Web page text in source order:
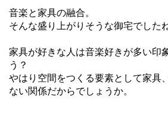
音楽と家具の融合。
そんな盛り上がりそうな御宅でした
家具が好きな人は音楽好きが多い印
う？
やはり空間をつくる要素として家具
ない関係だからでしょうか。